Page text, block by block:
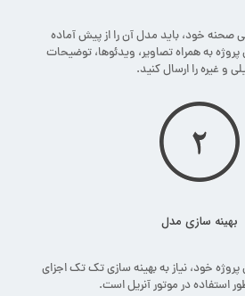
صحنه خود، باید مدل آن را از پیش آماده
به همراه تصاویر، ویدئوها، توضیحات
و غیره را ارسال کنید.
بهینه سازی مدل
خود، نیاز به بهینه سازی تک تک اجزای
استفاده در موتور آنریل است.